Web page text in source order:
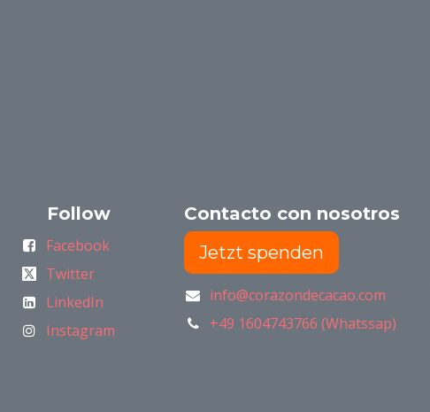
Follow
Facebook
Twitter
LinkedIn
Instagram
Contacto con nosotros
Jetzt spenden
info@corazondecacao.com
+49 1604743766 (Whatssap)